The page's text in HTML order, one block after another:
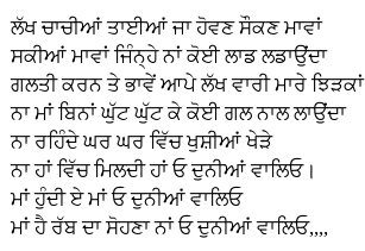
ਲੱਖ ਚਾਚੀਆਂ ਤਾਈਆਂ ਜਾ ਹੋਵਣ ਸੌਕਣ ਮਾਵਾਂ
ਸਕੀਆਂ ਮਾਵਾਂ ਜਿੰਨ੍ਹੇ ਨਾਂ ਕੋਈ ਲਾਡ ਲਡਾਉਂਦਾ
ਗਲਤੀ ਕਰਨ ਤੇ ਭਾਵੇਂ ਆਪੇ ਲੱਖ ਵਾਰੀ ਮਾਰੇ ਝਿੜਕਾਂ
ਨਾ ਮਾਂ ਬਿਨਾਂ ਘੁੱਟ ਘੁੱਟ ਕੇ ਕੋਈ ਗਲ ਨਾਲ ਲਾਉਂਦਾ
ਨਾ ਰਹਿੰਦੇ ਘਰ ਘਰ ਵਿੱਚ ਖੁਸ਼ੀਆਂ ਖੇੜੇ
ਨਾ ਹਾਂ ਵਿੱਚ ਮਿਲਦੀ ਹਾਂ ਓ ਦੁਨੀਆਂ ਵਾਲਿਓ।
ਮਾਂ ਹੁੰਦੀ ਏ ਮਾਂ ਓ ਦੁਨੀਆਂ ਵਾਲਿਓ
ਮਾਂ ਹੈ ਰੱਬ ਦਾ ਸੋਹਣਾ ਨਾਂ ਓ ਦੁਨੀਆਂ ਵਾਲਿਓ,,,,